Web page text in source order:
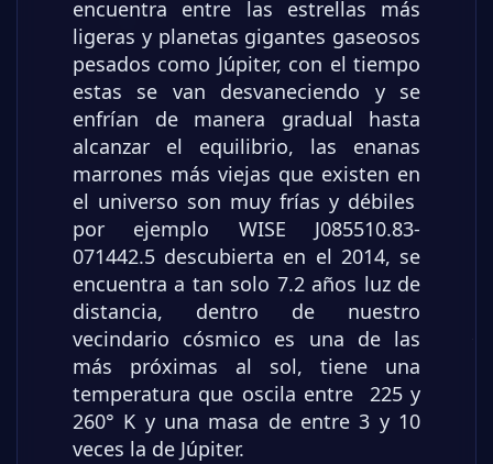
encuentra entre las estrellas más
ligeras y planetas gigantes gaseosos
pesados como Júpiter, con el tiempo
estas se van desvaneciendo y se
enfrían de manera gradual hasta
alcanzar el equilibrio, las enanas
marrones más viejas que existen en
el universo son muy frías y débiles
por ejemplo WISE J085510.83-
071442.5 descubierta en el 2014, se
encuentra a tan solo 7.2 años luz de
distancia, dentro de nuestro
vecindario cósmico es una de las
más próximas al sol, tiene una
temperatura que oscila entre 225 y
260° K y una masa de entre 3 y 10
veces la de Júpiter.